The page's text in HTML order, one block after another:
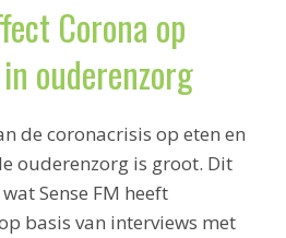
Corona op
ouderenzorg
de coronacrisis op eten en
ouderenzorg is groot. Dit
Sense FM heeft
basis van interviews met